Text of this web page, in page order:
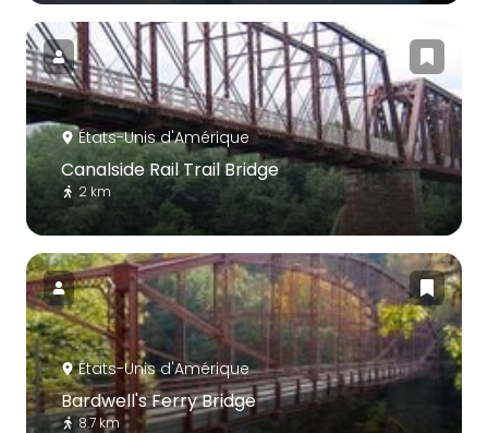
États-Unis d'Amérique
Canalside Rail Trail Bridge
2 km
États-Unis d'Amérique
Bardwell's Ferry Bridge
8.7 km